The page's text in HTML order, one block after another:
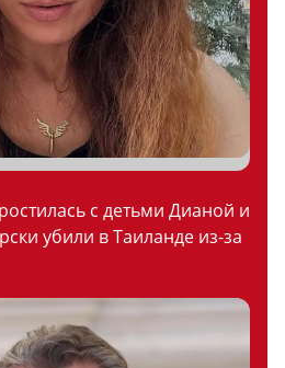
с детьми Дианой и
убили в Таиланде из-за